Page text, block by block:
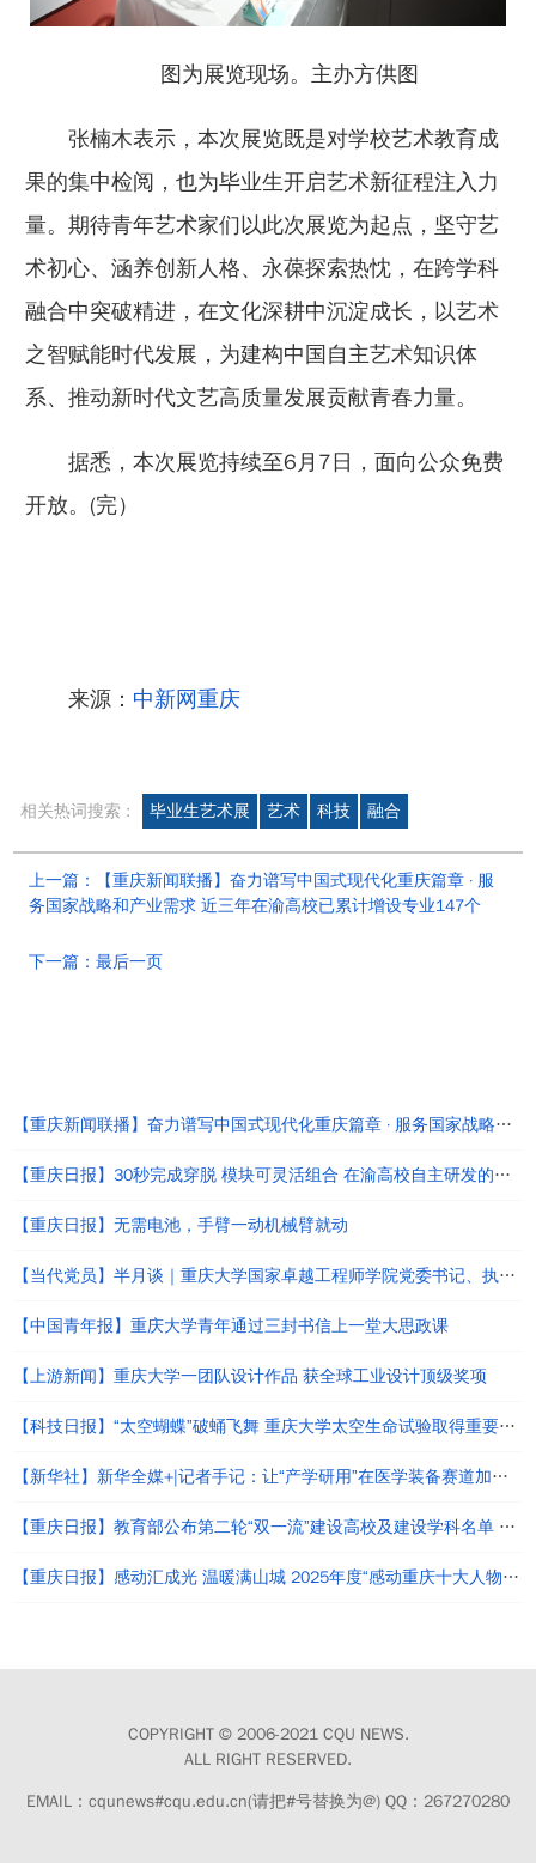
图为展览现场。主办方供图
张楠木表示，本次展览既是对学校艺术教育成
果的集中检阅，也为毕业生开启艺术新征程注入力
量。期待青年艺术家们以此次展览为起点，坚守艺
术初心、涵养创新人格、永葆探索热忱，在跨学科
融合中突破精进，在文化深耕中沉淀成长，以艺术
之智赋能时代发展，为建构中国自主艺术知识体
系、推动新时代文艺高质量发展贡献青春力量。
据悉，本次展览持续至6月7日，面向公众免费
开放。(完）
来源： 中新网重庆
相关热词搜索 : 毕业生艺术展 艺术 科技 融合
上一篇：【重庆新闻联播】奋力谱写中国式现代化重庆篇章 · 服
务国家战略和产业需求 近三年在渝高校已累计增设专业147个
下一篇：最后一页
【重庆新闻联播】奋力谱写中国式现代化重庆篇章 · 服务国家战略和产业需求 近三年在渝高校已累计增设专业147个
【重庆日报】30秒完成穿脱 模块可灵活组合 在渝高校自主研发的这款机器人可"在身上"，帮助行动障碍者行走
【重庆日报】无需电池，手臂一动机械臂就动
【当代党员】半月谈｜重庆大学国家卓越工程师学院党委书记、执行院长罗远新：以实景赋能推动智能经济新跃迁
【中国青年报】重庆大学青年通过三封书信上一堂大思政课
【上游新闻】重庆大学一团队设计作品 获全球工业设计顶级奖项
【科技日报】“太空蝴蝶”破蛹飞舞 重庆大学太空生命试验取得重要进展
【新华社】新华全媒+|记者手记：让“产学研用”在医学装备赛道加速接力
【重庆日报】教育部公布第二轮“双一流”建设高校及建设学科名单 重庆2所高校5个学科入选
【重庆日报】感动汇成光 温暖满山城 2025年度“感动重庆十大人物”颁奖典礼举行
COPYRIGHT © 2006-2021 CQU NEWS.
ALL RIGHT RESERVED.
EMAIL：cqunews#cqu.edu.cn(请把#号替换为@) QQ：267270280